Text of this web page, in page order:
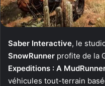
Saber Interactive, le
SnowRunner profite de la
Expeditions : A
véhicules tout-terrain